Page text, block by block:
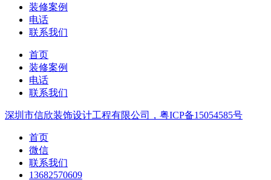
装修案例
电话
联系我们
首页
装修案例
电话
联系我们
深圳市信欣装饰设计工程有限公司，粤ICP备15054585号
首页
微信
联系我们
13682570609